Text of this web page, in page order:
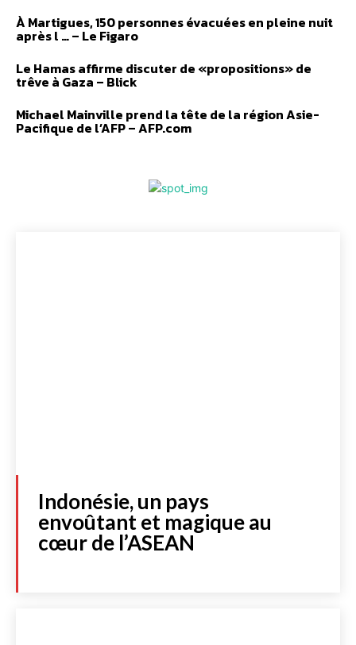
À Martigues, 150 personnes évacuées en pleine nuit
après l … – Le Figaro
Le Hamas affirme discuter de «propositions» de
trêve à Gaza – Blick
Michael Mainville prend la tête de la région Asie-
Pacifique de l’AFP – AFP.com
Indonésie, un pays
envoûtant et magique au
cœur de l’ASEAN